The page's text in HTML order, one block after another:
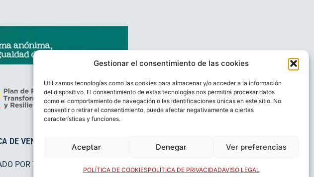
Gestionar el consentimiento de las cookies
Utilizamos tecnologías como las cookies para almacenar y/o acceder a la información
del dispositivo. El consentimiento de estas tecnologías nos permitirá procesar datos
como el comportamiento de navegación o las identificaciones únicas en este sitio. No
consentir o retirar el consentimiento, puede afectar negativamente a ciertas
características y funciones.
Aceptar Denegar Ver preferencias
POLÍTICA DE COOKIESPOLÍTICA DE PRIVACIDADAVISO LEGAL
DE VENTAS
POR TOOOLS